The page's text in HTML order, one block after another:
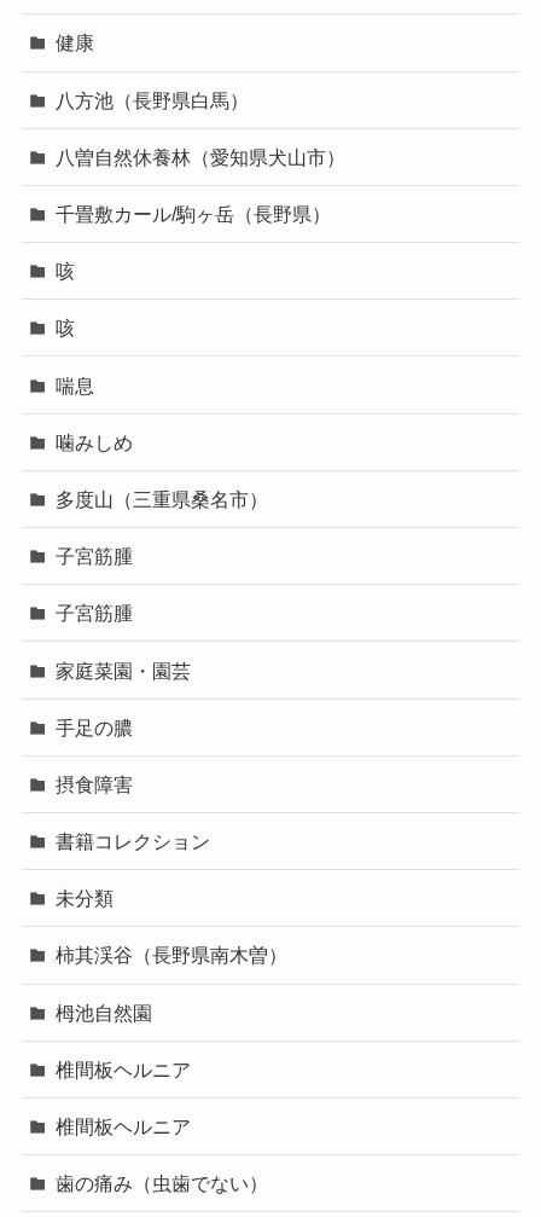
健康
八方池（長野県白馬）
八曽自然休養林（愛知県犬山市）
千畳敷カール/駒ヶ岳（長野県）
咳
咳
喘息
噛みしめ
多度山（三重県桑名市）
子宮筋腫
子宮筋腫
家庭菜園・園芸
手足の膿
摂食障害
書籍コレクション
未分類
柿其渓谷（長野県南木曽）
栂池自然園
椎間板ヘルニア
椎間板ヘルニア
歯の痛み（虫歯でない）